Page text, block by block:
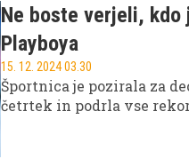
Ne boste verjeli, kdo
Playboya
15. 12. 2024 03.30
Športnica je pozirala za
četrtek in podrla vse